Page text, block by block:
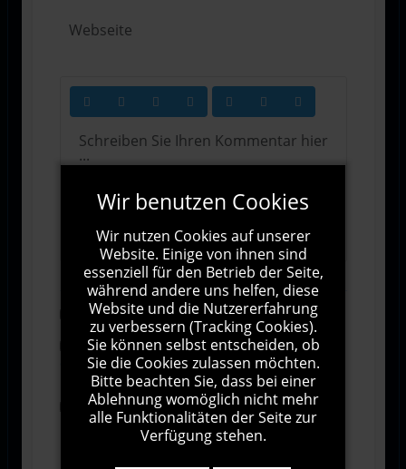
Abonnieren
Ich stimme den Allgemeinen
Geschäftsbedingungen zu.
Ich bin damit einverstanden, dass diese Website
meine Daten über dieses Formular erhebt.
Wir benutzen Cookies
Wir nutzen Cookies auf unserer
Website. Einige von ihnen sind
essenziell für den Betrieb der Seite,
während andere uns helfen, diese
Website und die Nutzererfahrung
zu verbessern (Tracking Cookies).
Sie können selbst entscheiden, ob
Sie die Cookies zulassen möchten.
Bitte beachten Sie, dass bei einer
Ablehnung womöglich nicht mehr
alle Funktionalitäten der Seite zur
Verfügung stehen.